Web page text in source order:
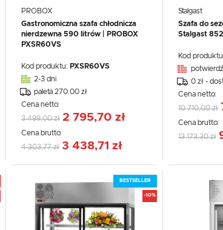
PROBOX
Gastronomiczna szafa chłodnicza
nierdzewna 590 litrów | PROBOX
PXSR60VS
Kod produktu: PXSR60VS
2-3 dni
paleta 270.00 zł
Cena netto:
3 499,00 zł 2 795,70 zł
Cena brutto:
4 303,77 zł 3 438,71 zł
Stalgast
Szafa do
Stalgast
Kod
0 zł -
Cena netto:
10 710,00 zł
Cena brutto:
13 173,30 zł
BESTSELLER
-10%